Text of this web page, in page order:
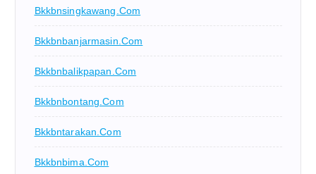
Bkkbnsingkawang.com
Bkkbnbanjarmasin.com
Bkkbnbalikpapan.com
Bkkbnbontang.com
Bkkbntarakan.com
Bkkbnbima.com